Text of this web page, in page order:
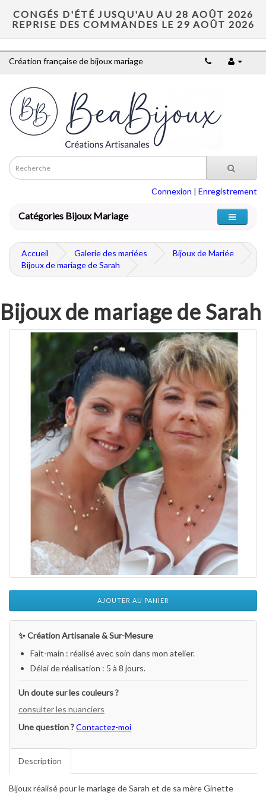
CONGÉS D'ÉTÉ JUSQU'AU AU 28 AOÛT 2026
REPRISE DES COMMANDES LE 29 AOÛT 2026
Création française de bijoux mariage
Connexion | Enregistrement
Catégories Bijoux Mariage
Accueil Galerie des mariées
Bijoux de Mariée
Bijoux de mariage de Sarah
Bijoux de mariage de Sarah
AJOUTER AU PANIER
✨ Création Artisanale & Sur-Mesure
Fait-main : réalisé avec soin dans mon atelier.
Délai de réalisation : 5 à 8 jours.
Un doute sur les couleurs ?
consulter les nuanciers
Une question ?Contactez-moi
Description
Bijoux réalisé pour le mariage de Sarah et de sa mère Ginette